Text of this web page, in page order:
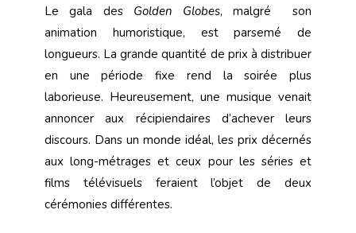
Le gala des Golden Globes, malgré son
animation humoristique, est parsemé de
longueurs. La grande quantité de prix à distribuer
en une période fixe rend la soirée plus
laborieuse. Heureusement, une musique venait
annoncer aux récipiendaires d’achever leurs
discours. Dans un monde idéal, les prix décernés
aux long-métrages et ceux pour les séries et
films télévisuels feraient l’objet de deux
cérémonies différentes.